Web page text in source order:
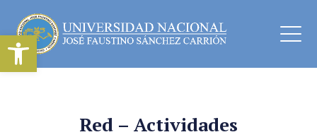
Red – Actividades
Abrir barra de herramientas